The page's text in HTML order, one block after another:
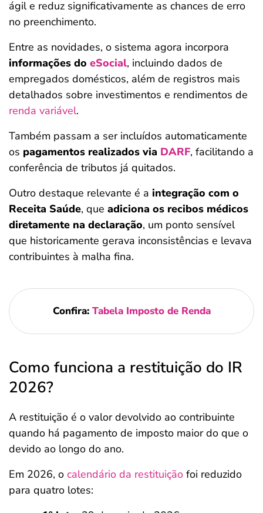
ágil e reduz significativamente as chances de erro
no preenchimento.
Entre as novidades, o sistema agora incorpora
informações do eSocial, incluindo dados de
empregados domésticos, além de registros mais
detalhados sobre investimentos e rendimentos de
renda variável.
Também passam a ser incluídos automaticamente
os pagamentos realizados via DARF, facilitando a
conferência de tributos já quitados.
Outro destaque relevante é a integração com o
Receita Saúde, que adiciona os recibos médicos
diretamente na declaração, um ponto sensível
que historicamente gerava inconsistências e levava
contribuintes à malha fina.
Confira: Tabela Imposto de Renda
Como funciona a restituição do IR
2026?
A restituição é o valor devolvido ao contribuinte
quando há pagamento de imposto maior do que o
devido ao longo do ano.
Em 2026, o calendário da restituição foi reduzido
para quatro lotes: